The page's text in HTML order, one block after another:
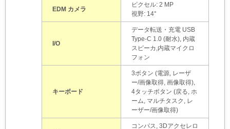
EDM カメラ
ピクセル: 2 MP
視野: 14°
I/O
データ転送・充電 USB
Type-C 1.0 (耐水), 内蔵
スピーカ, 内蔵マイクロ
フォン
キーボード
3ボタン (電源, レーザ
ー/画像取得, 画像取得),
4タッチボタン (戻る, ホ
ーム, マルチタスク, レ
ーザー/画像取得)
コンパス, 3Dアクセレロ